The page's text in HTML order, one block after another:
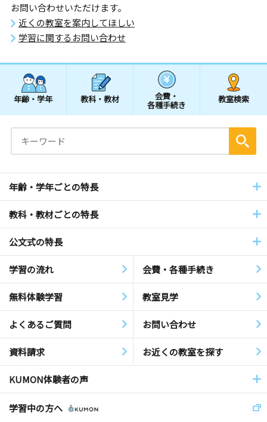
お問い合わせいただけます。
近くの教室を案内してほしい
学習に関するお問い合わせ
年齢・学年 教科・教材 会費・
各種手続き
教室検索
年齢・学年ごとの特長
教科・教材ごとの特長
公文式の特長
学習の流れ 会費・各種手続き
無料体験学習 教室見学
よくあるご質問 お問い合わせ
資料請求 お近くの教室を探す
KUMON体験者の声
学習中の方へ